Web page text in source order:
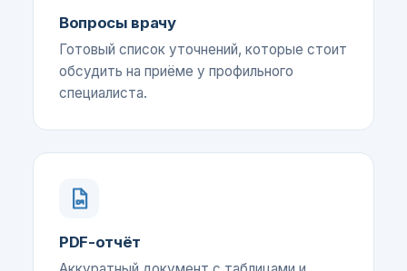
Вопросы врачу
Готовый список уточнений, которые стоит
обсудить на приёме у профильного
специалиста.
PDF-отчёт